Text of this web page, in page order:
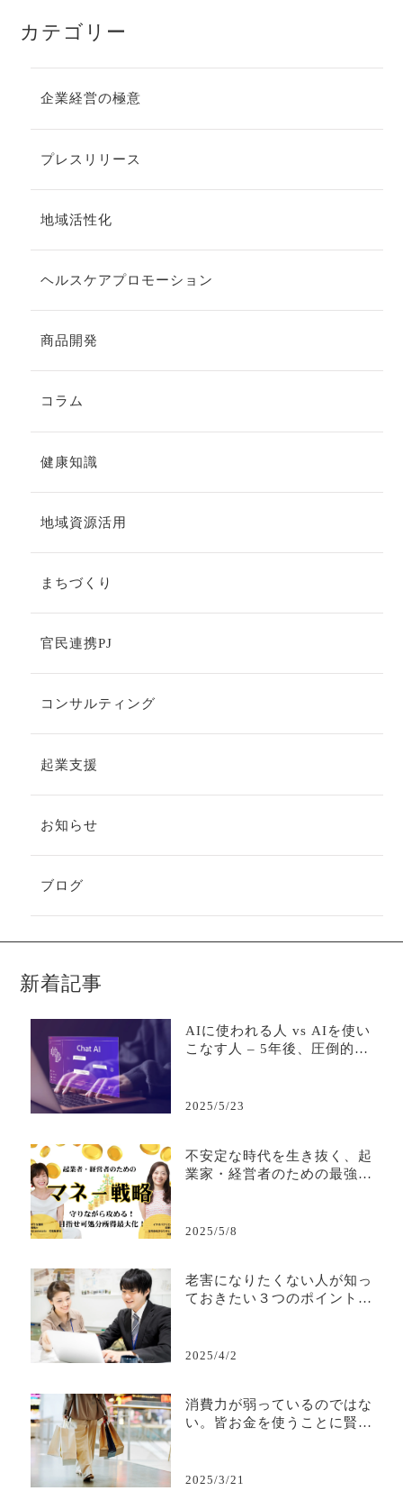
カテゴリー
企業経営の極意
プレスリリース
地域活性化
ヘルスケアプロモーション
商品開発
コラム
健康知識
地域資源活用
まちづくり
官民連携PJ
コンサルティング
起業支援
お知らせ
ブログ
新着記事
AIに使われる人 vs AIを使い
こなす人 – 5年後、圧倒的な
2025/5/23
不安定な時代を生き抜く、起
業家・経営者のための最強マ
2025/5/8
老害になりたくない人が知っ
ておきたい３つのポイント—
2025/4/2
消費力が弱っているのではな
い。皆お金を使うことに賢く
2025/3/21